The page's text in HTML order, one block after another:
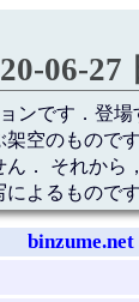
06-27
ンです．登
空のもので
． それから
よるものです
binzume.net